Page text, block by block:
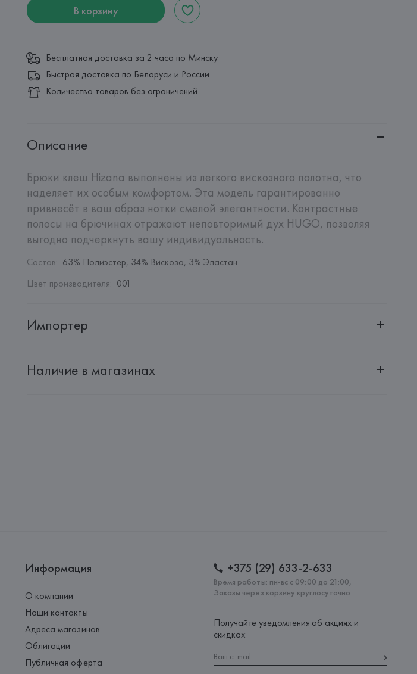
В корзину
Бесплатная доставка за 2 часа по Минску
Быстрая доставка по Беларуси и России
Количество товаров без ограничений
Описание
Брюки клеш Hizana выполнены из легкого вискозного полотна, что
наделяет их особым комфортом. Эта модель гарантированно
привнесёт в ваш образ нотки смелой элегантности. Контрастные
полосы на брючинах отражают неповторимый дух HUGO, позволяя
выгодно подчеркнуть вашу индивидуальность.
Состав: 63% Полиэстер, 34% Вискоза, 3% Эластан
Цвет производителя: 001
Импортер
Адрес: Республика Беларусь, 220051, г. Минск, ул. Рафиева, д. 64, помещение 2-27
Наличие в магазинах
Информация
О компании
Наши контакты
Адреса магазинов
Облигации
Публичная оферта
+375 (29) 633-2-633
Время работы: пн-вс с 09:00 до 21:00,
Заказы через корзину круглосуточно
Получайте уведомления об акциях и
скидках: